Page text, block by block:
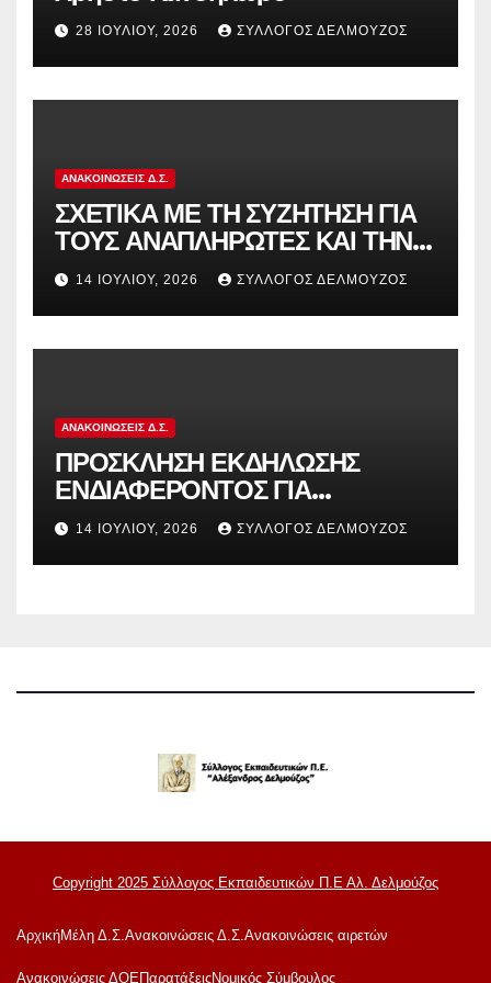
28 ΙΟΥΛΊΟΥ, 2026 ΣΎΛΛΟΓΟΣ ΔΕΛΜΟΎΖΟΣ
ΑΝΑΚΟΙΝΏΣΕΙΣ Δ.Σ.
ΣΧΕΤΙΚΑ ΜΕ ΤΗ ΣΥΖΗΤΗΣΗ ΓΙΑ
ΤΟΥΣ ΑΝΑΠΛΗΡΩΤΕΣ ΚΑΙ ΤΗΝ
ΠΑΡΑΠΟΜΠΗ ΤΗΣ ΕΛΛΑΔΑΣ
ΣΤΟ ΕΥΡΩΠΑΪΚΟ ΔΙΚΑΣΤΗΡΙΟ
14 ΙΟΥΛΊΟΥ, 2026 ΣΎΛΛΟΓΟΣ ΔΕΛΜΟΎΖΟΣ
ΑΝΑΚΟΙΝΏΣΕΙΣ Δ.Σ.
ΠΡΟΣΚΛΗΣΗ ΕΚΔΗΛΩΣΗΣ
ΕΝΔΙΑΦΕΡΟΝΤΟΣ ΓΙΑ
ΚΑΤΑΣΚΗΝΩΣΕΙΣ ΔΟΕ
14 ΙΟΥΛΊΟΥ, 2026 ΣΎΛΛΟΓΟΣ ΔΕΛΜΟΎΖΟΣ
Copyright 2025 Σύλλογος Εκπαιδευτικών Π.Ε Αλ. Δελμούζος
ΑρχικήΜέλη Δ.Σ.Ανακοινώσεις Δ.Σ.Ανακοινώσεις αιρετών
Ανακoινώσεις ΔΟΕΠαρατάξειςΝομικός Σύμβουλος